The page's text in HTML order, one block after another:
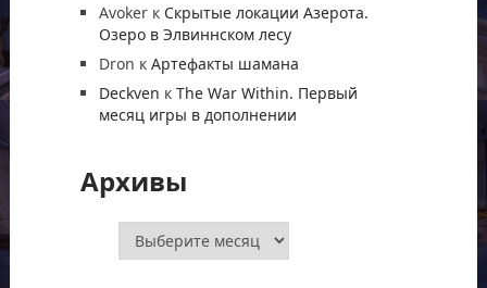
Avokerк Скрытые локации Азерота.
Озеро в Элвиннском лесу
Dron к Артефакты шамана
Deckven к The War Within. Первый
месяц игры в дополнении
Архивы
Архивы